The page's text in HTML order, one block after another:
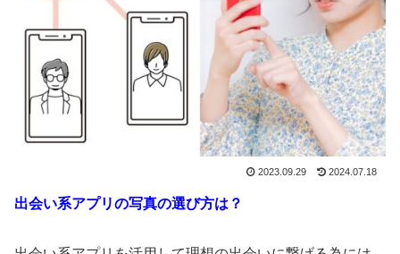
2023.09.29 2024.07.18
出会い系アプリの写真の選び方は？